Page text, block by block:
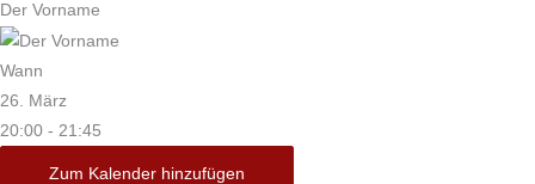
Der Vorname
Wann
26. März
20:00 - 21:45
Zum Kalender hinzufügen